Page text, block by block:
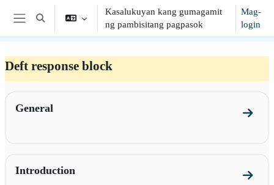
Lumaktaw patungo sa pangunahing nilalaman
Side panel
I-toggle ang "input" sa paghahanap
Kasalukuyan kang gumagamit
ng pambisitang pagpasok
Mag-
login
Deft response block
Balangkas ng seksiyon
General
Go to
Introduction
Go to